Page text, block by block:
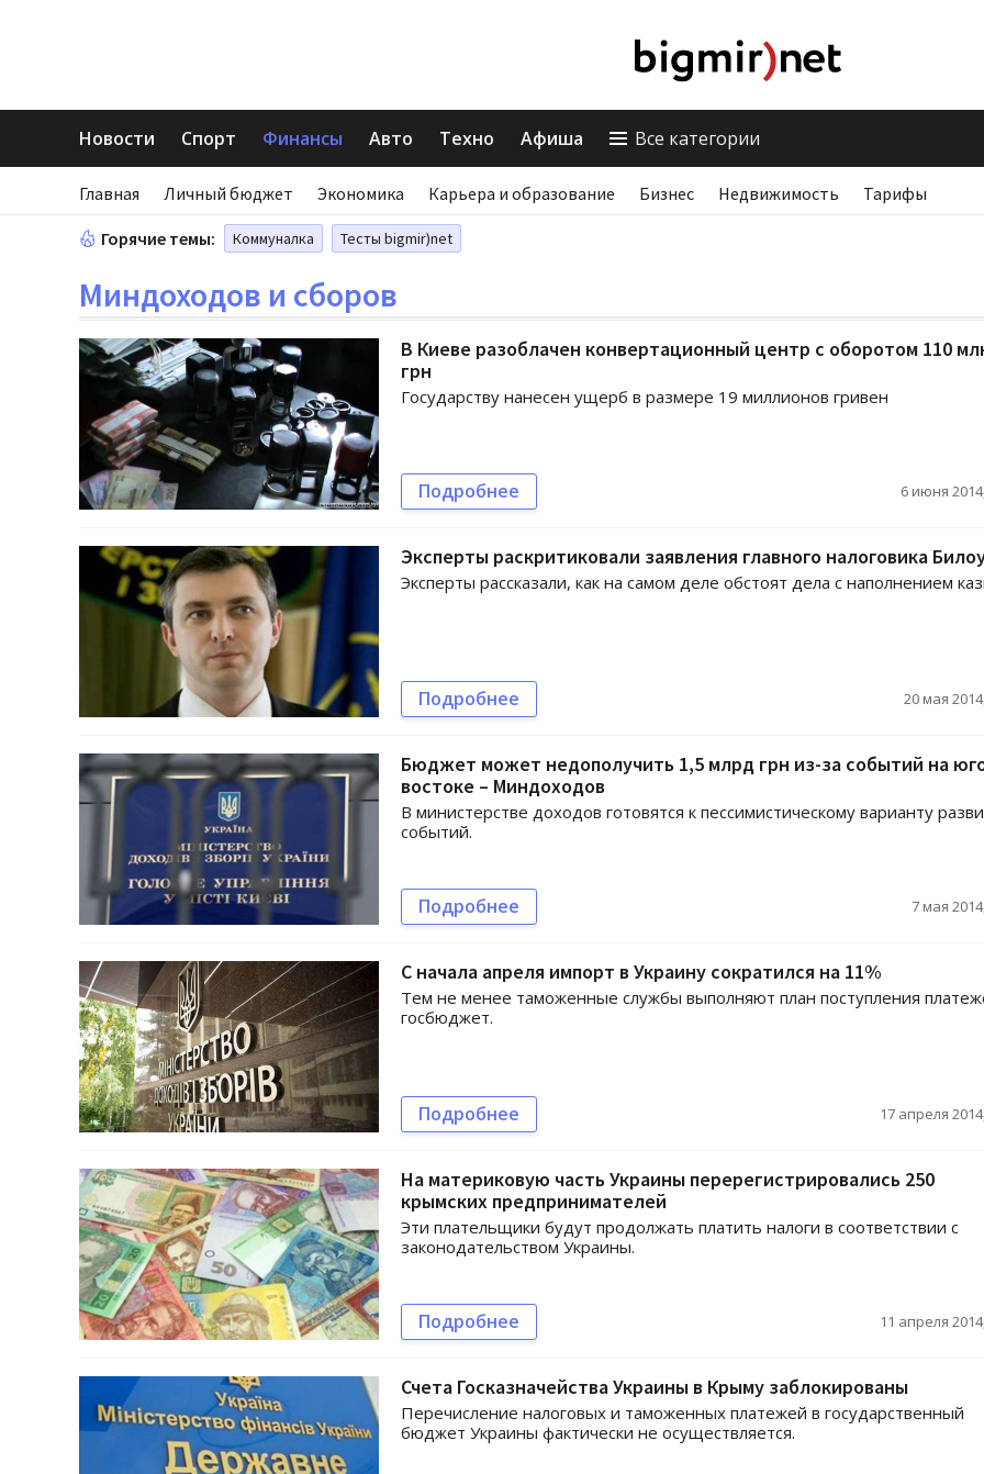
Новости Спорт Финансы Авто Техно Афиша Все категории
Главная Личный бюджет Экономика Карьера и образование Бизнес Недвижимость Тарифы
Горячие темы: Коммуналка Тесты bigmir)net
Миндоходов и сборов
В Киеве разоблачен конвертационный центр с оборотом 110
грн
Государству нанесен ущерб в размере 19 миллионов гривен
Подробнее 6 июня
Эксперты раскритиковали заявления главного налоговика
Эксперты рассказали, как на самом деле обстоят дела с наполнением
Подробнее 20 мая
Бюджет может недополучить 1,5 млрд грн из-за событий на
востоке – Миндоходов
В министерстве доходов готовятся к пессимистическому варианту
событий.
Подробнее 7 мая
С начала апреля импорт в Украину сократился на 11%
Тем не менее таможенные службы выполняют план поступления
госбюджет.
Подробнее 17 апреля
На материковую часть Украины перерегистрировались 250
крымских предпринимателей
Эти плательщики будут продолжать платить налоги в соответствии с
законодательством Украины.
Подробнее 11 апреля
Счета Госказначейства Украины в Крыму заблокированы
Перечисление налоговых и таможенных платежей в государственный
бюджет Украины фактически не осуществляется.